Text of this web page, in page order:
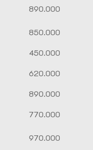
890.000
850.000
450.000
620.000
890.000
770.000
970.000